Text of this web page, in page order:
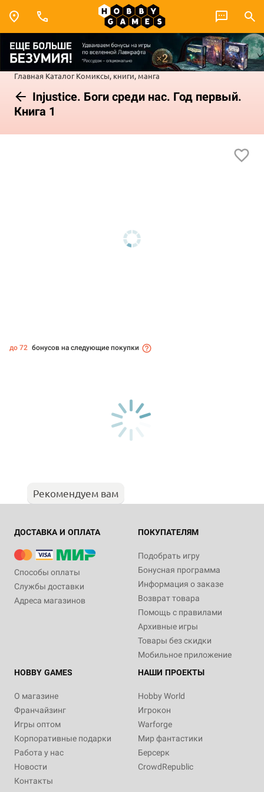
Главная Каталог Комиксы, книги, манга
Injustice. Боги среди нас. Год первый.
Книга 1
до 72 бонусов на следующие покупки
Рекомендуем вам
ДОСТАВКА И ОПЛАТА
Способы оплаты
Службы доставки
Адреса магазинов
ПОКУПАТЕЛЯМ
Подобрать игру
Бонусная программа
Информация о заказе
Возврат товара
Помощь с правилами
Архивные игры
Товары без скидки
Мобильное приложение
HOBBY GAMES
О магазине
Франчайзинг
Игры оптом
Корпоративные подарки
Работа у нас
Новости
Контакты
НАШИ ПРОЕКТЫ
Hobby World
Игрокон
Warforge
Мир фантастики
Берсерк
CrowdRepublic